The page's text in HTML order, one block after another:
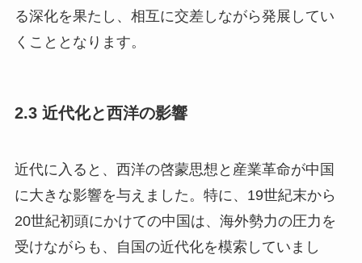
る深化を果たし、相互に交差しながら発展してい
くこととなります。
2.3 近代化と西洋の影響
近代に入ると、西洋の啓蒙思想と産業革命が中国
に大きな影響を与えました。特に、19世紀末から
20世紀初頭にかけての中国は、海外勢力の圧力を
受けながらも、自国の近代化を模索していまし